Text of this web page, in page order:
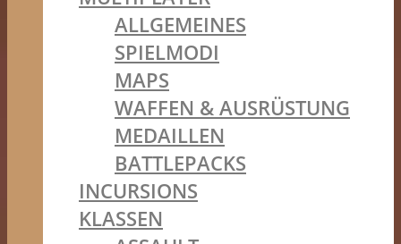
ALLGEMEINES
SPIELMODI
MAPS
WAFFEN & AUSRÜSTUNG
MEDAILLEN
BATTLEPACKS
INCURSIONS
KLASSEN